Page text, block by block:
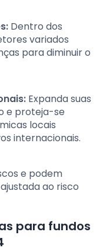
Dentro dos
variados
para diminuir o
Expanda suas
e proteja-se
locais
internacionais.
e podem
ao risco
para fundos